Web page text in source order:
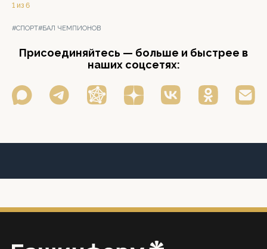
1 из 6
#СПОРТ#БАЛ ЧЕМПИОНОВ
Присоединяйтесь — больше и быстрее в
наших соцсетях: